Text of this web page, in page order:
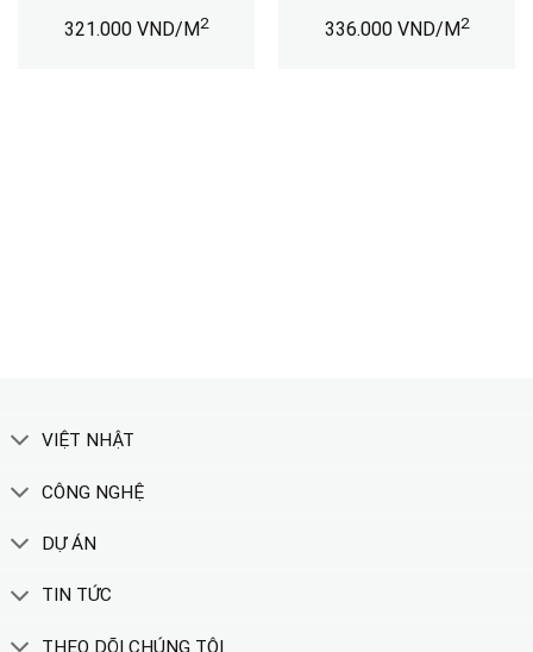
321.000 VND/M2 336.000 VND/M2
VIỆT NHẬT
CÔNG NGHỆ
DỰ ÁN
TIN TỨC
THEO DÕI CHÚNG TÔI